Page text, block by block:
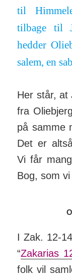
til
tilbage til
hedder
salem, en
Her står, at
fra
på samme
Det er
Vi får
Bog, som
I Zak. 12-
“Zaka­rias
folk vil